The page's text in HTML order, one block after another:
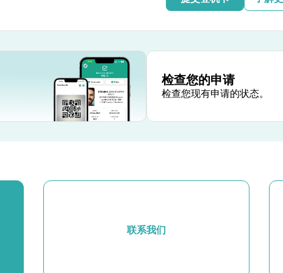
检查您的申请
检查您现有申请的状态。
联系我们